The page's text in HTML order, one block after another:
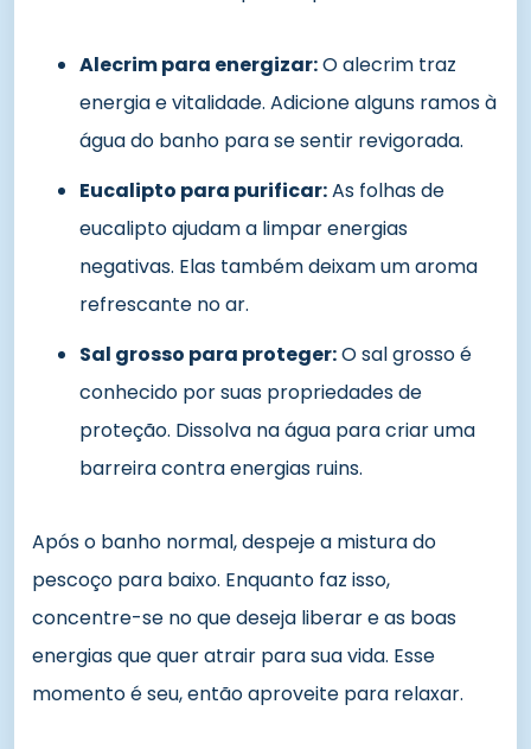
Alecrim para energizar:O alecrim traz
energia e vitalidade. Adicione alguns ramos à
água do banho para se sentir revigorada.
Eucalipto para purificar:As folhas de
eucalipto ajudam a limpar energias
negativas. Elas também deixam um aroma
refrescante no ar.
Sal grosso para proteger:O sal grosso é
conhecido por suas propriedades de
proteção. Dissolva na água para criar uma
barreira contra energias ruins.
Após o banho normal, despeje a mistura do
pescoço para baixo. Enquanto faz isso,
concentre-se no que deseja liberar e as boas
energias que quer atrair para sua vida. Esse
momento é seu, então aproveite para relaxar.